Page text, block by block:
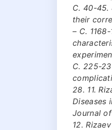
С. 40-45.
their
– С.
С. 225-
28. 11.
Diseases
Journal
12.